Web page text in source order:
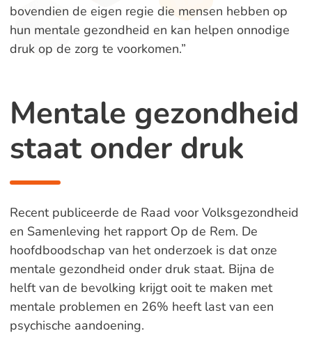
bovendien de eigen regie die mensen hebben op
hun mentale gezondheid en kan helpen onnodige
druk op de zorg te voorkomen.”
Mentale gezondheid
staat onder druk
Recent publiceerde de Raad voor Volksgezondheid
en Samenleving het rapport Op de Rem. De
hoofdboodschap van het onderzoek is dat onze
mentale gezondheid onder druk staat. Bijna de
helft van de bevolking krijgt ooit te maken met
mentale problemen en 26% heeft last van een
psychische aandoening.